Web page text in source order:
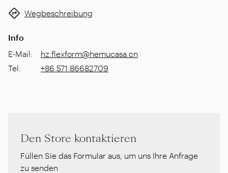
Wegbeschreibung
Info
E-Mail:
hz.flexform@hemucasa.cn
Tel: +86 571 86682709
Den Store kontaktieren
Füllen Sie das Formular aus, um uns Ihre Anfrage
zu senden